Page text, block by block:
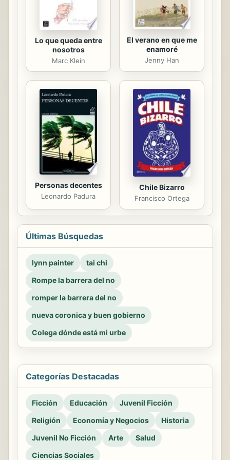
Lo que queda entre
nosotros
Marc Klein
El verano en que me
enamoré
Jenny Han
Personas decentes
Leonardo Padura
Chile Bizarro
Francisco Ortega
Últimas Búsquedas
lynn painter
tai chi
Rompe la barrera del no
romper la barrera del no
nueva coronica y buen gobierno
Colega dónde está mi urbe
Categorías Destacadas
Ficción Educación
Juvenil Ficción
Religión
Economía y Negocios
Historia
Juvenil No Ficción
Arte
Salud
Ciencias Sociales